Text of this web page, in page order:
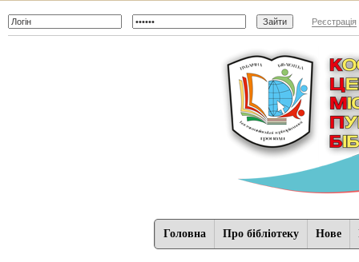
Реєстрація
Головна Про бібліотеку Нове